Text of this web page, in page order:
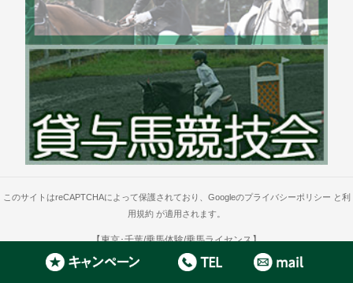
このサイトはreCAPTCHAによって保護されており、Googleのプライバシーポリシー と利
用規約 が適用されます。
【東京･千葉/乗馬体験/乗馬ライセンス】
Copyright 2006 -
2026 Olympic Club .